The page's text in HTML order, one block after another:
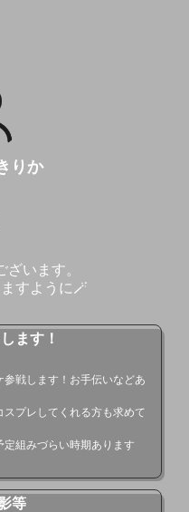
りか
います。
すように🪄
ます！
参戦します！お手伝いなどあ
スプレしてくれる方も求めて
定組みづらい時期あります
等